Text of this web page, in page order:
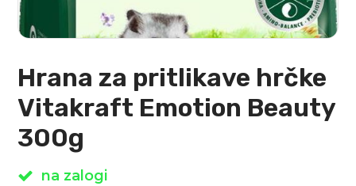
Hrana za pritlikave hrčke
Vitakraft Emotion Beauty
300g
na zalogi